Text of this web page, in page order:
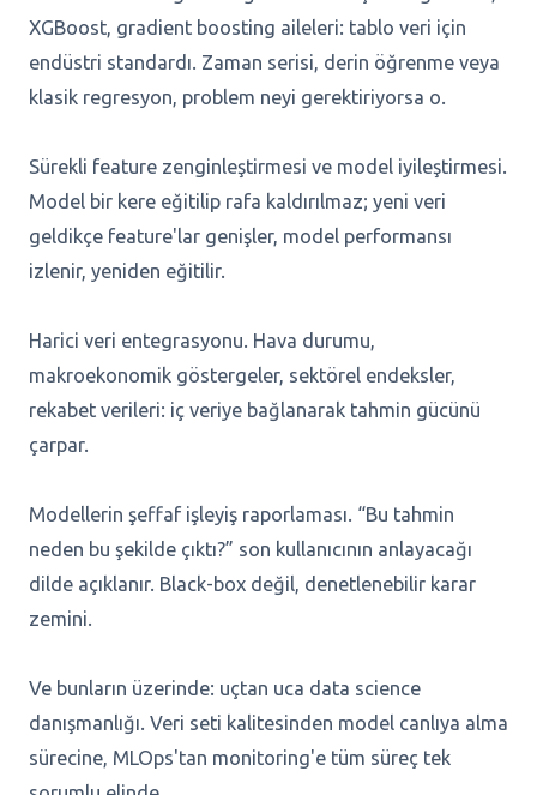
XGBoost, gradient boosting aileleri: tablo veri için
endüstri standardı. Zaman serisi, derin öğrenme veya
klasik regresyon, problem neyi gerektiriyorsa o.
Sürekli feature zenginleştirmesi ve model iyileştirmesi.
Model bir kere eğitilip rafa kaldırılmaz; yeni veri
geldikçe feature'lar genişler, model performansı
izlenir, yeniden eğitilir.
Harici veri entegrasyonu. Hava durumu,
makroekonomik göstergeler, sektörel endeksler,
rekabet verileri: iç veriye bağlanarak tahmin gücünü
çarpar.
Modellerin şeffaf işleyiş raporlaması. “Bu tahmin
neden bu şekilde çıktı?” son kullanıcının anlayacağı
dilde açıklanır. Black-box değil, denetlenebilir karar
zemini.
Ve bunların üzerinde: uçtan uca data science
danışmanlığı. Veri seti kalitesinden model canlıya alma
sürecine, MLOps'tan monitoring'e tüm süreç tek